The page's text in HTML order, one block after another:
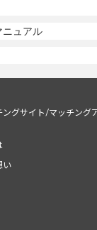
ニュアル
ングサイト/マッチング
い